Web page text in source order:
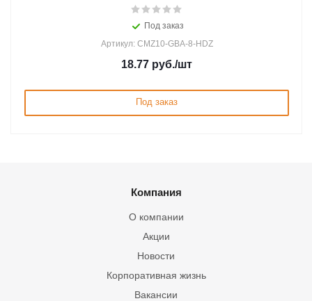
Под заказ
Артикул: CMZ10-GBA-8-HDZ
18.77 руб./шт
Под заказ
Компания
О компании
Акции
Новости
Корпоративная жизнь
Вакансии